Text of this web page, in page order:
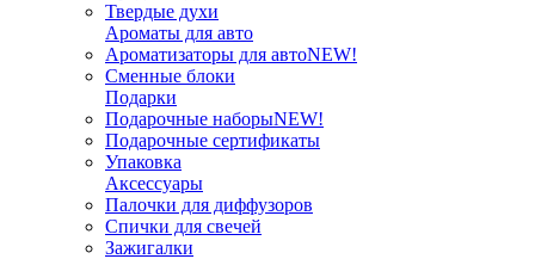
Твердые духи
Ароматы для авто
Ароматизаторы для автоNEW!
Сменные блоки
Подарки
Подарочные наборыNEW!
Подарочные сертификаты
Упаковка
Аксессуары
Палочки для диффузоров
Спички для свечей
Зажигалки